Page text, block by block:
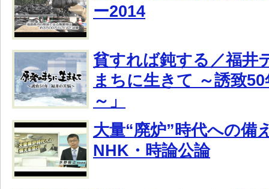
ー2014
貧すれば鈍する／福井
まちに生きて ～誘致
～」
大量“廃炉”時代への備
NHK・時論公論